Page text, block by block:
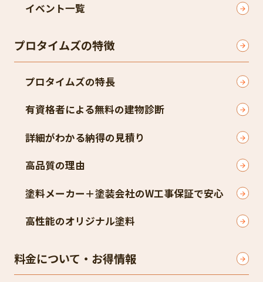
イベント一覧
プロタイムズの特徴
プロタイムズの特長
有資格者による無料の建物診断
詳細がわかる納得の見積り
高品質の理由
塗料メーカー＋塗装会社のW工事保証で安心
高性能のオリジナル塗料
料金について・お得情報